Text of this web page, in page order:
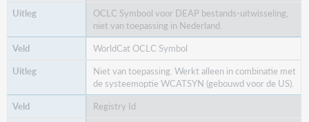
OCLC Symbool voor DEAP bestands-uitwisseling,
niet van toepassing in Nederland.
WorldCat OCLC Symbol
Niet van toepassing. Werkt alleen in combinatie met
de systeemoptie WCATSYN (gebouwd voor de US).
Registry Id